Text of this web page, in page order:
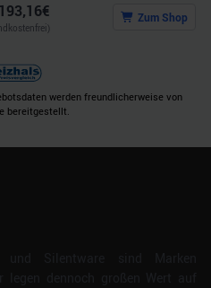
€ Zum Shop
werden freundlicherweise von
bereitgestellt.